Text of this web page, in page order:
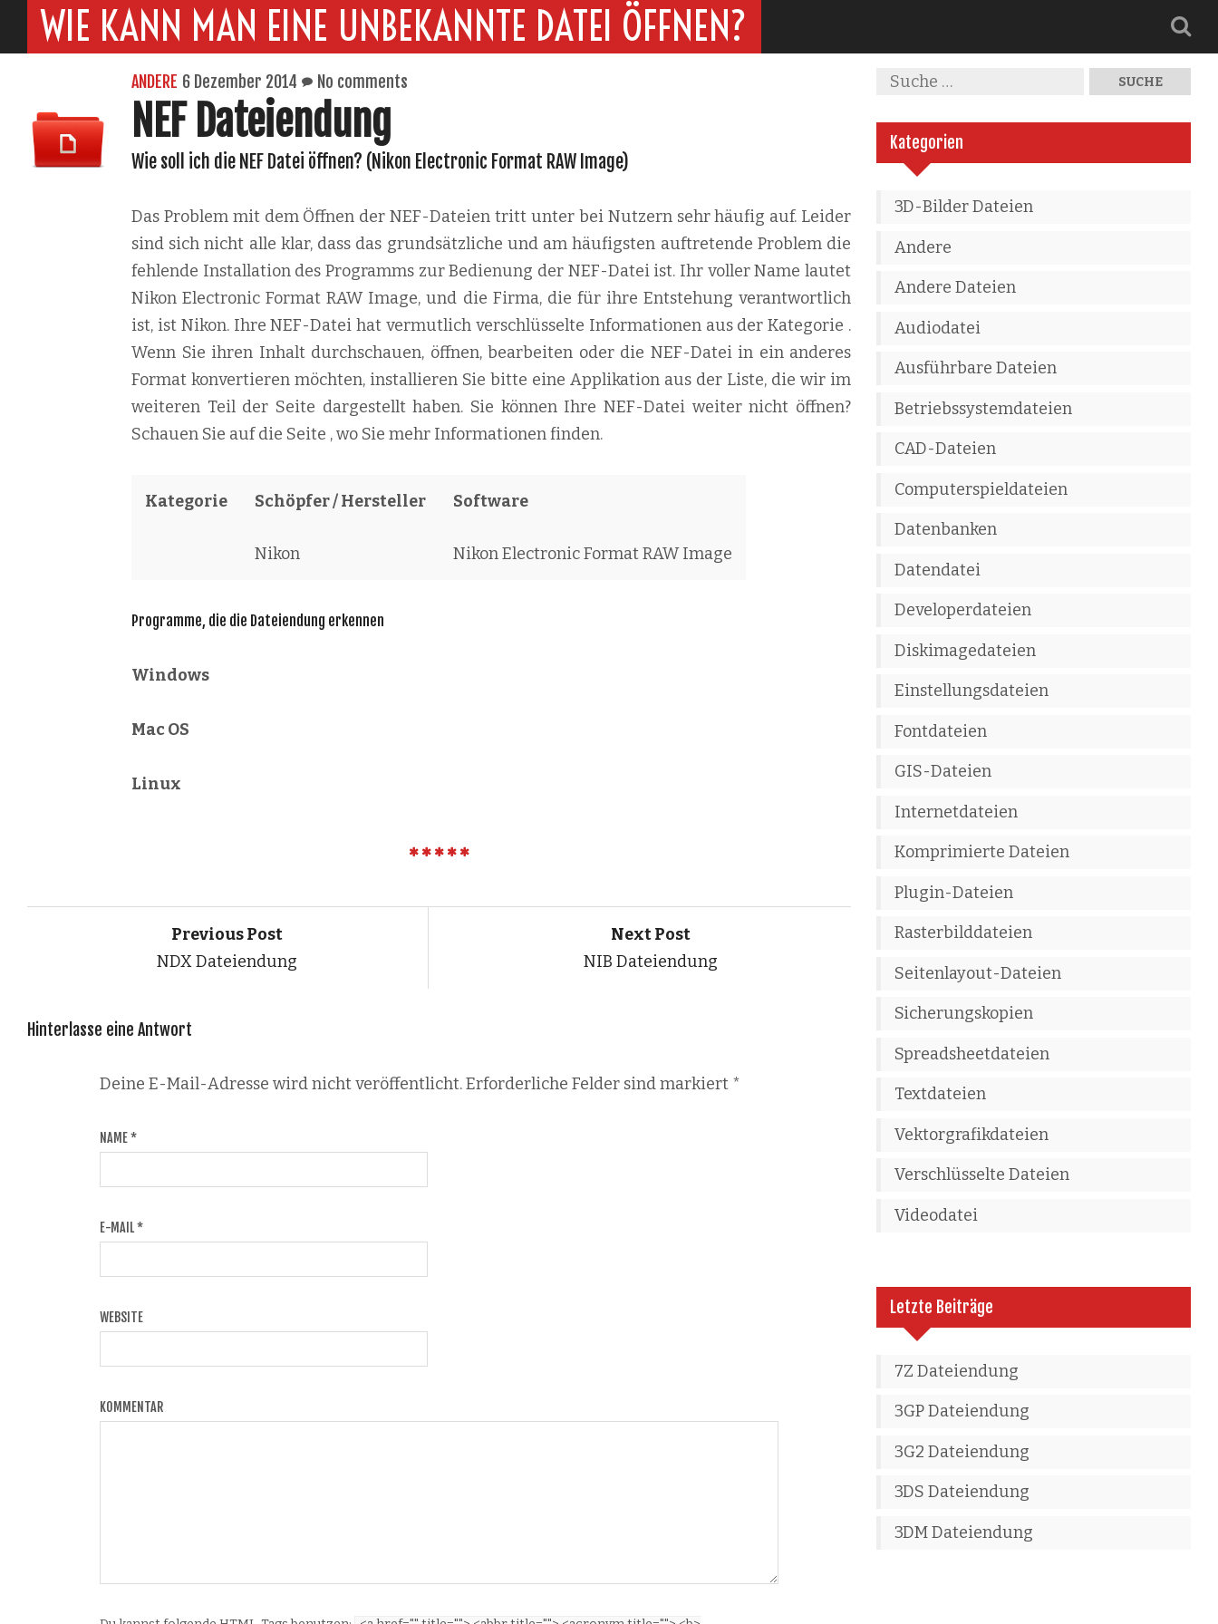
WIE KANN MAN EINE UNBEKANNTE DATEI ÖFFNEN?
ANDERE 6 Dezember 2014 No comments
NEF Dateiendung
Wie soll ich die NEF Datei öffnen? (Nikon Electronic Format RAW Image)
Das Problem mit dem Öffnen der NEF-Dateien tritt unter bei Nutzern sehr häufig auf. Leider
sind sich nicht alle klar, dass das grundsätzliche und am häufigsten auftretende Problem die
fehlende Installation des Programms zur Bedienung der NEF-Datei ist. Ihr voller Name lautet
Nikon Electronic Format RAW Image, und die Firma, die für ihre Entstehung verantwortlich
ist, ist Nikon. Ihre NEF-Datei hat vermutlich verschlüsselte Informationen aus der Kategorie .
Wenn Sie ihren Inhalt durchschauen, öffnen, bearbeiten oder die NEF-Datei in ein anderes
Format konvertieren möchten, installieren Sie bitte eine Applikation aus der Liste, die wir im
weiteren Teil der Seite dargestellt haben. Sie können Ihre NEF-Datei weiter nicht öffnen?
Schauen Sie auf die Seite , wo Sie mehr Informationen finden.
Kategorie Schöpfer / Hersteller Software
Nikon Nikon Electronic Format RAW Image
Programme, die die Dateiendung erkennen
Windows
Mac OS
Linux
Previous Post
NDX Dateiendung
Next Post
NIB Dateiendung
Hinterlasse eine Antwort
Deine E-Mail-Adresse wird nicht veröffentlicht. Erforderliche Felder sind markiert *
NAME*
E-MAIL*
WEBSITE
KOMMENTAR
Kategorien
3D-Bilder Dateien
Andere
Andere Dateien
Audiodatei
Ausführbare Dateien
Betriebssystemdateien
CAD-Dateien
Computerspieldateien
Datenbanken
Datendatei
Developerdateien
Diskimagedateien
Einstellungsdateien
Fontdateien
GIS-Dateien
Internetdateien
Komprimierte Dateien
Plugin-Dateien
Rasterbilddateien
Seitenlayout-Dateien
Sicherungskopien
Spreadsheetdateien
Textdateien
Vektorgrafikdateien
Verschlüsselte Dateien
Videodatei
Letzte Beiträge
7Z Dateiendung
3GP Dateiendung
3G2 Dateiendung
3DS Dateiendung
3DM Dateiendung